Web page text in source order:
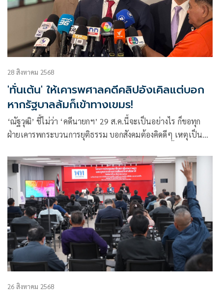
28 สิงหาคม 2568
'ทั่นเต้น' ให้เคารพศาลคดีคลิปอังเคิลแต่บอก
หากรัฐบาลล้มก็เข้าทางเขมร!
‘ณัฐวุฒิ’ ชี้ไม่ว่า ‘คดีนายกฯ’ 29 ส.ค.นี้จะเป็นอย่างไร ก็ขอทุก
ฝ่ายเคารพกระบวนการยุติธรรม บอกสังคมต้องคิดดีๆ เหตุเป็น
อาจประกาศเป็นความสำเร็จ
26 สิงหาคม 2568